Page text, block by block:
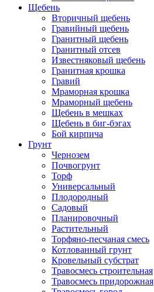
Щебень
Вторичный щебень
Гравийный щебень
Гранитный щебень
Гранитный отсев
Известняковый щебень
Гранитная крошка
Гравий
Мраморная крошка
Мраморный щебень
Щебень в мешках
Щебень в биг-бэгах
Бой кирпича
Грунт
Чернозем
Почвогрунт
Торф
Универсальный
Плодородный
Садовый
Планировочный
Растительный
Торфяно-песчаная смесь
Котлованный грунт
Кровельный субстрат
Травосмесь строительная
Травосмесь придорожная